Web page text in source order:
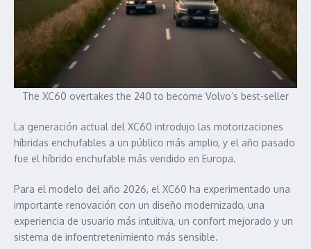
The XC60 overtakes the 240 to become Volvo’s best-seller
La generación actual del XC60 introdujo las motorizaciones
híbridas enchufables a un público más amplio, y el año pasado
fue el híbrido enchufable más vendido en Europa.
Para el modelo del año 2026, el XC60 ha experimentado una
importante renovación con un diseño modernizado, una
experiencia de usuario más intuitiva, un confort mejorado y un
sistema de infoentretenimiento más sensible.